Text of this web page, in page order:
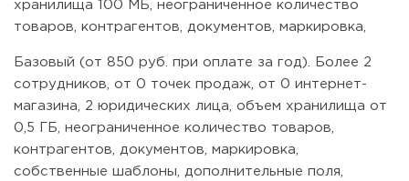
хранилища 100 МБ, неограниченное количество
товаров, контрагентов, документов, маркировка,
Базовый (от 850 руб. при оплате за год). Более 2
сотрудников, от 0 точек продаж, от 0 интернет-
магазина, 2 юридических лица, объем хранилища от
0,5 ГБ, неограниченное количество товаров,
контрагентов, документов, маркировка,
собственные шаблоны, дополнительные поля,